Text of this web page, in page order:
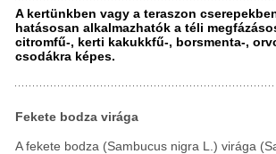
A kertünkben vagy a teraszon
hatásosan alkalmazhatók a téli
citromfű-, kerti kakukkfű-, borsmenta-,
csodákra képes.
Fekete bodza virága
A fekete bodza (Sambucus nigra L.) virága